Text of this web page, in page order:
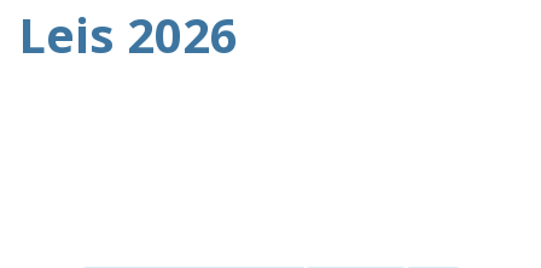
Leis 2026